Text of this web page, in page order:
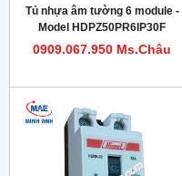
Tủ nhựa âm tường 6 module -
Model HDPZ50PR6IP30F
0909.067.950 Ms.Châu